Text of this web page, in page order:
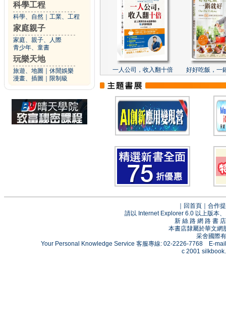
科學工程
科學、自然 工業、工程
家庭親子
家庭、親子、人際
青少年、童書
玩樂天地
旅遊、地圖
休閒娛樂
漫畫、插圖
限制級
一人公司，收入翻十倍 好好吃飯，一
回首頁
合作
請以 Internet Explorer 6.0 以上版本
新 絲 路 網 路 書
本書店隸屬於華文網
采舍國際
Your Personal Knowledge Service 客服專線: 02-2226-7768 E-
c 2001